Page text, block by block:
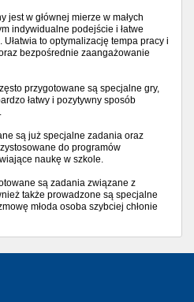
jest w głównej mierze w małych
indywidualne podejście i łatwe
to optymalizację tempa pracy i
bezpośrednie zaangażowanie
przygotowane są specjalne gry,
łatwy i pozytywny sposób
są już specjalne zadania oraz
do programów
naukę w szkole.
są zadania związane z
także prowadzone są specjalne
młoda osoba szybciej chłonie